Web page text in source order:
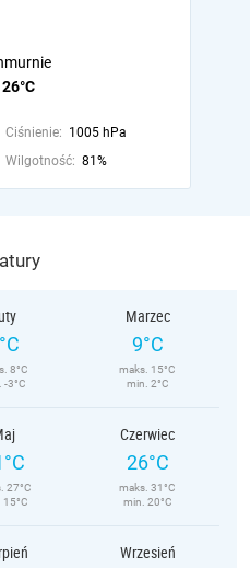
26°C
Ciśnienie: 1005 hPa
Wilgotność: 81%
8°C
-3°C
Marzec
9°C
maks. 15°C
min. 2°C
27°C
15°C
Czerwiec
26°C
maks. 31°C
min. 20°C
Wrzesień